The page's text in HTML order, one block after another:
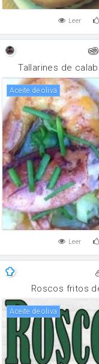
Leer
Tallarines de
aceite de oliva
Leer
Roscos fritos
aceite de oliva